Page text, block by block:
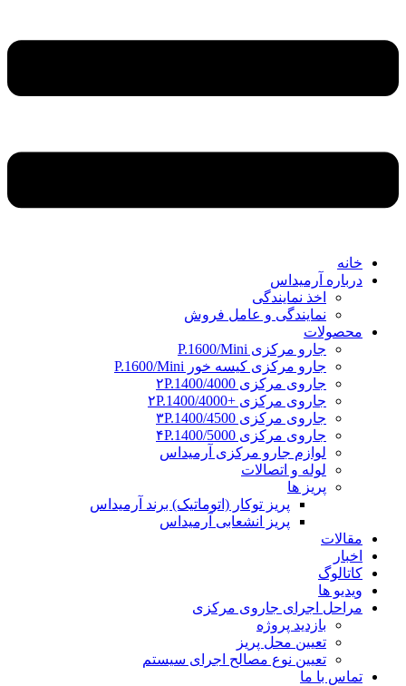
خانه
درباره آرمیداس
اخذ نمایندگی
نمایندگی و عامل فروش
محصولات
جارو مرکزی P.1600/Mini
جارو مرکزی کیسه خور P.1600/Mini
جاروی مرکزی ۲P.1400/4000
جاروی مرکزی +۲P.1400/4000
جاروی مرکزی ۳P.1400/4500
جاروی مرکزی ۴P.1400/5000
لوازم جارو مرکزی آرمیداس
لوله و اتصالات
پریز ها
پریز توکار (اتوماتیک) برند آرمیداس
پریز انشعابی آرمیداس
مقالات
اخبار
کاتالوگ
ویدیو ها
مراحل اجرای جاروی مرکزی
بازدید پروژه
تعیین محل پریز
تعیین نوع مصالح اجرای سیستم
تماس با ما